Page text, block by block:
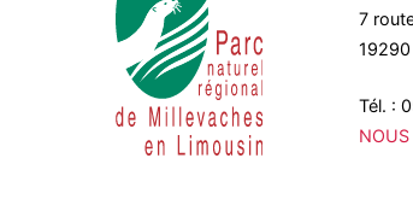
7
Tél. :
NOUS